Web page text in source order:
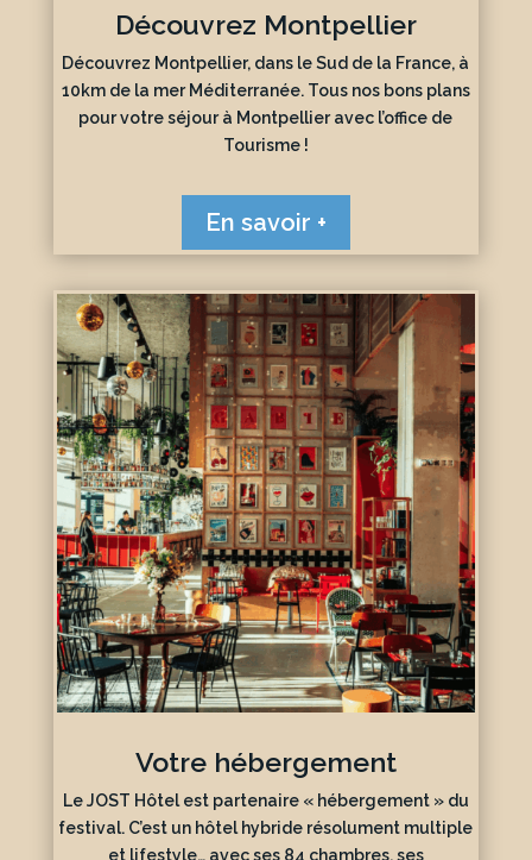
Découvrez Montpellier
Découvrez Montpellier, dans le Sud de la France, à
10km de la mer Méditerranée. Tous nos bons plans
pour votre séjour à Montpellier avec l’office de
Tourisme !
En savoir +
Votre hébergement
Le JOST Hôtel est partenaire « hébergement » du
festival. C’est un hôtel hybride résolument multiple
et lifestyle… avec ses 84 chambres, ses